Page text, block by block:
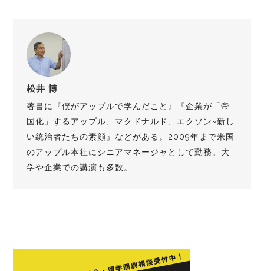
松井 博
著書に『僕がアップルで学んだこと』『企業が「帝
国化」するアップル、マクドナルド、エクソン~新し
い統治者たちの素顔』などがある。2009年まで米国
のアップル本社にシニアマネージャとして勤務。大
学や企業での講演も多数。